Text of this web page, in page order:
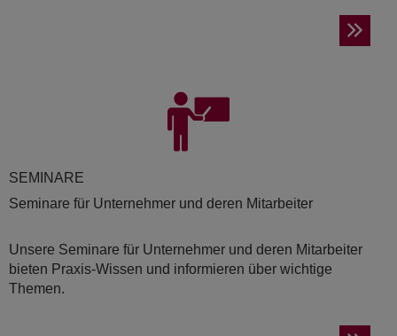
SE­MI­NA­RE
Seminare für Unternehmer und deren Mitarbeiter
Unsere Seminare für Unternehmer und deren Mitarbeiter
bieten Praxis-Wissen und informieren über wichtige
Themen.